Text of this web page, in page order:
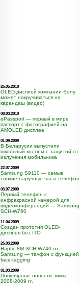
26.05.2010
OLED-дисплей компании Sony
может накручиваться на
карандаш (видео)
08.03.2010
ePassport — первый в мире
паспорт с фотографией на
AMOLED дисплее
01.09.2009
В Беларусии выпустили
школьный костюм с защитой от
излучения мобильника
22.07.2009
Samsung S9110 — самые
тонкие наручные часы-телефон
03.07.2009
Первый телефон с
инфракрасной камерой для
видеоконференций — Samsung
SCH-W760
11.04.2009
Создан прототип OLED-
дисплея без ITO
26.03.2009
Haptic 8M SCH-W740 от
Samsung — тачфон с функцией
face-tagging
01.03.2009
Популярные новости зимы
2008-2009 гг.